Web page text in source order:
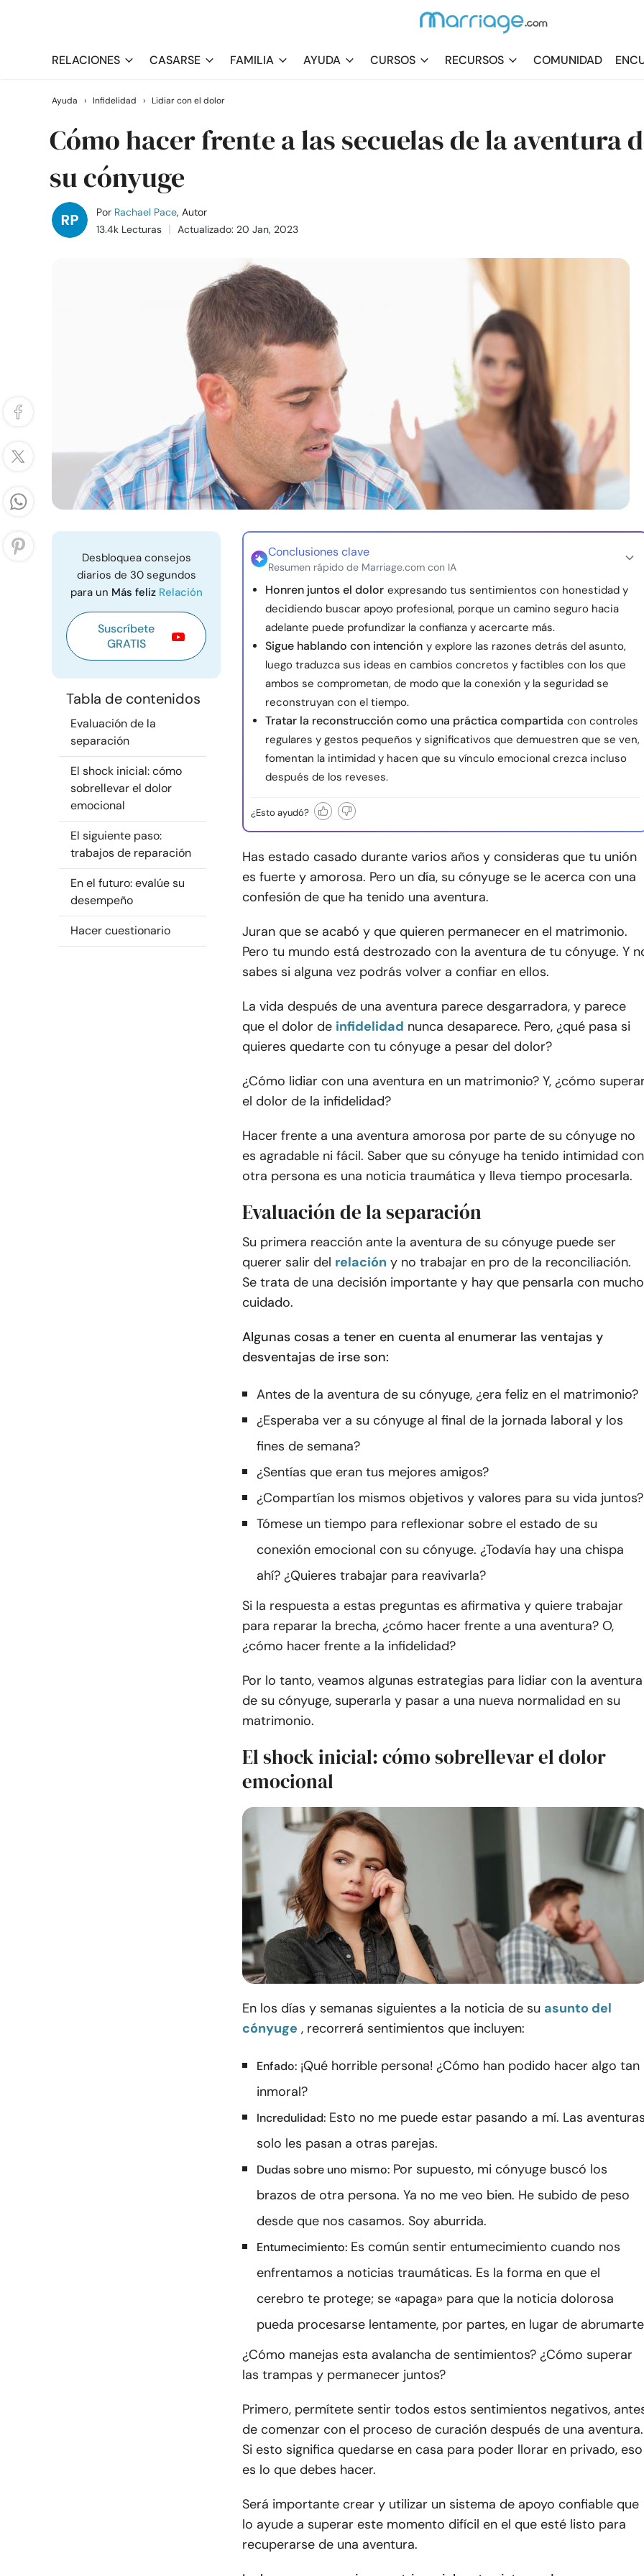
RELACIONES CASARSE FAMILIA AYUDA CURSOS RECURSOS COMUNIDAD
Ayuda › Infidelidad › Lidiar con el dolor
Cómo hacer frente a las secuelas de la aventura
su cónyuge
Por Rachael Pace, Autor
13.4k Lecturas
Actualizado: 20 Jan, 2023
Desbloquea consejos
diarios de 30 segundos
para un Más feliz Relación
Suscríbete
GRATIS
Tabla de contenidos
Evaluación de la
separación
El shock inicial: cómo
sobrellevar el dolor
emocional
El siguiente paso:
trabajos de reparación
En el futuro: evalúe su
desempeño
Hacer cuestionario
Conclusiones clave
Resumen rápido de Marriage.com con IA
Honren juntos el dolor expresando tus sentimientos con honestidad y
decidiendo buscar apoyo profesional, porque un camino seguro hacia
adelante puede profundizar la confianza y acercarte más.
Sigue hablando con intención y explore las razones detrás del asunto,
luego traduzca sus ideas en cambios concretos y factibles con los que
ambos se comprometan, de modo que la conexión y la seguridad se
reconstruyan con el tiempo.
Tratar la reconstrucción como una práctica compartida con controles
regulares y gestos pequeños y significativos que demuestren que se ven,
fomentan la intimidad y hacen que su vínculo emocional crezca incluso
después de los reveses.
¿Esto ayudó?
Has estado casado durante varios años y consideras que tu unión
es fuerte y amorosa. Pero un día, su cónyuge se le acerca con una
confesión de que ha tenido una aventura.
Juran que se acabó y que quieren permanecer en el matrimonio.
Pero tu mundo está destrozado con la aventura de tu cónyuge. Y
sabes si alguna vez podrás volver a confiar en ellos.
La vida después de una aventura parece desgarradora, y parece
que el dolor de infidelidad nunca desaparece. Pero, ¿qué pasa si
quieres quedarte con tu cónyuge a pesar del dolor?
¿Cómo lidiar con una aventura en un matrimonio? Y, ¿cómo
el dolor de la infidelidad?
Hacer frente a una aventura amorosa por parte de su cónyuge no
es agradable ni fácil. Saber que su cónyuge ha tenido intimidad con
otra persona es una noticia traumática y lleva tiempo procesarla.
Evaluación de la separación
Su primera reacción ante la aventura de su cónyuge puede ser
querer salir del relación y no trabajar en pro de la reconciliación.
Se trata de una decisión importante y hay que pensarla con mucho
cuidado.
Algunas cosas a tener en cuenta al enumerar las ventajas y
desventajas de irse son:
Antes de la aventura de su cónyuge, ¿era feliz en el matrimonio?
¿Esperaba ver a su cónyuge al final de la jornada laboral y los
fines de semana?
¿Sentías que eran tus mejores amigos?
¿Compartían los mismos objetivos y valores para su vida juntos?
Tómese un tiempo para reflexionar sobre el estado de su
conexión emocional con su cónyuge. ¿Todavía hay una chispa
ahí? ¿Quieres trabajar para reavivarla?
Si la respuesta a estas preguntas es afirmativa y quiere trabajar
para reparar la brecha, ¿cómo hacer frente a una aventura? O,
¿cómo hacer frente a la infidelidad?
Por lo tanto, veamos algunas estrategias para lidiar con la aventura
de su cónyuge, superarla y pasar a una nueva normalidad en su
matrimonio.
El shock inicial: cómo sobrellevar el dolor
emocional
En los días y semanas siguientes a la noticia de su asunto del
cónyuge , recorrerá sentimientos que incluyen:
Enfado: ¡Qué horrible persona! ¿Cómo han podido hacer algo tan
inmoral?
Incredulidad: Esto no me puede estar pasando a mí. Las
solo les pasan a otras parejas.
Dudas sobre uno mismo: Por supuesto, mi cónyuge buscó los
brazos de otra persona. Ya no me veo bien. He subido de peso
desde que nos casamos. Soy aburrida.
Entumecimiento: Es común sentir entumecimiento cuando nos
enfrentamos a noticias traumáticas. Es la forma en que el
cerebro te protege; se «apaga» para que la noticia dolorosa
pueda procesarse lentamente, por partes, en lugar de
¿Cómo manejas esta avalancha de sentimientos? ¿Cómo superar
las trampas y permanecer juntos?
Primero, permítete sentir todos estos sentimientos negativos,
de comenzar con el proceso de curación después de una aventura.
Si esto significa quedarse en casa para poder llorar en privado, eso
es lo que debes hacer.
Será importante crear y utilizar un sistema de apoyo confiable que
lo ayude a superar este momento difícil en el que esté listo para
recuperarse de una aventura.